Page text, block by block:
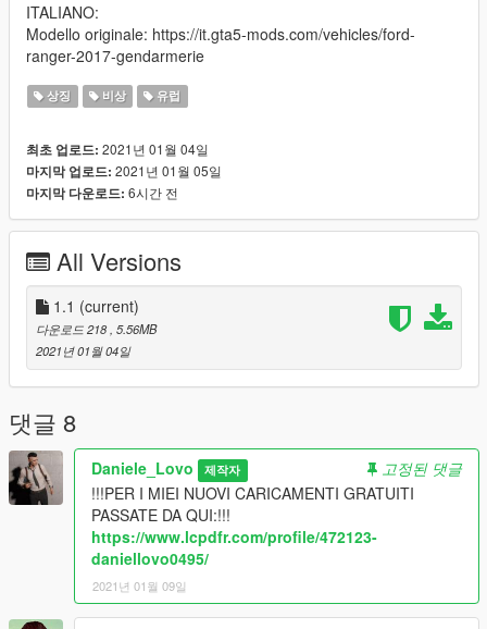
ITALIANO:
Modello originale: https://it.gta5-mods.com/vehicles/ford-
ranger-2017-gendarmerie
상징 비상 유럽
최초 업로드: 2021년 01월 04일
마지막 업로드: 2021년 01월 05일
마지막 다운로드: 6시간 전
All Versions
1.1 (current)
다운로드 218, 5.56MB
2021년 01월 04일
댓글 8
Daniele_Lovo 제작자
고정된 댓글
!!!PER I MIEI NUOVI CARICAMENTI GRATUITI
PASSATE DA QUI:!!!
https://www.lcpdfr.com/profile/472123-
daniellovo0495/
2021년 01월 09일